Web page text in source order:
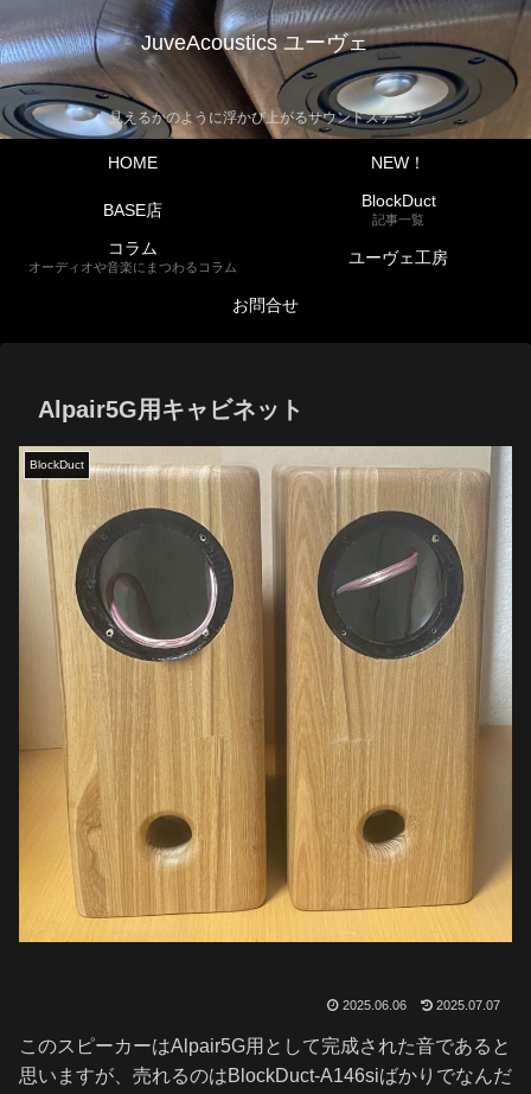
JuveAcoustics ユーヴェ
見えるかのように浮かび上がるサウンドステージ
HOME NEW！
BASE店 BlockDuct
記事一覧
コラム
オーディオや音楽にまつわるコラム ユーヴェ工房
お問合せ
Alpair5G用キャビネット
BlockDuct
2025.06.06 2025.07.07
このスピーカーはAlpair5G用として完成された音であると
思いますが、売れるのはBlockDuct-A146siばかりでなんだ